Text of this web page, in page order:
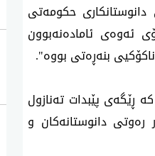
دانوستانكاری حكومه‌تی
ئه‌وه‌ی‌ ئاماده‌نه‌بوون
بنه‌ڕه‌تی بووه‌".
ڕێگه‌ی پێبدات ته‌نازول
دانوستانه‌كان و